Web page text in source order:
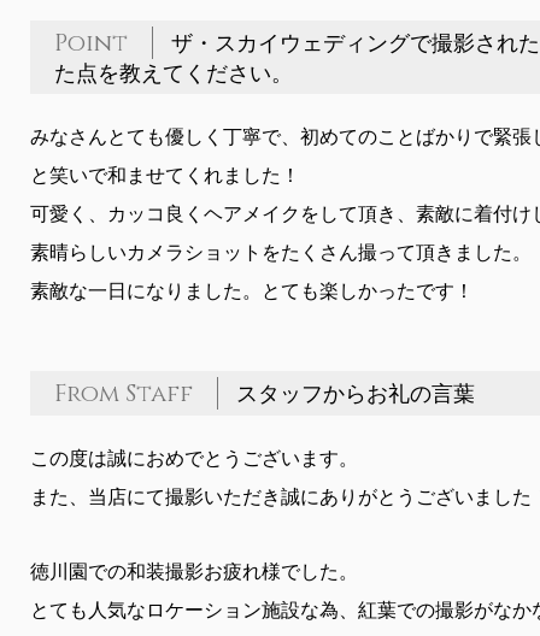
Point
ザ・スカイウェディングで撮影され
た点を教えてください。
みなさんとても優しく丁寧で、初めてのことばかりで緊張
と笑いで和ませてくれました！
可愛く、カッコ良くヘアメイクをして頂き、素敵に着付け
素晴らしいカメラショットをたくさん撮って頂きました。
素敵な一日になりました。とても楽しかったです！
From Staff スタッフからお礼の言葉
この度は誠におめでとうございます。
また、当店にて撮影いただき誠にありがとうございました
徳川園での和装撮影お疲れ様でした。
とても人気なロケーション施設な為、紅葉での撮影がなか